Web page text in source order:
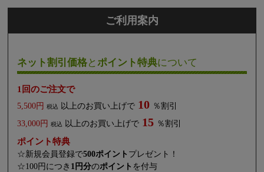
ご利用案内
ネット割引価格とポイント特典について
1回のご注文で
5,500円 税込 以上のお買い上げで 10 ％割引
33,000円
税込 以上のお買い上げで 15 ％割引
ポイント特典
☆新規会員登録で500ポイント プレゼント！
☆100円につき 1円分のポイント を付与